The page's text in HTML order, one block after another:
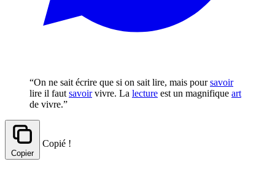
“On ne sait écrire que si on sait lire, mais poursavoir
lire il faut savoirvivre. La lecture est un magnifique art
de vivre.”
Copier
Copié !